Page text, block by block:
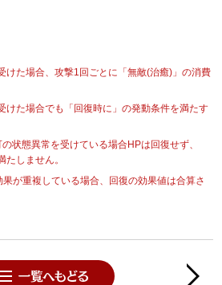
た場合、攻撃1回ごとに「無敵(治癒)」の消費
た場合でも「回復時に」の発動条件を満たす
状態異常を受けている場合HPは回復せず、
たしません。
が重複している場合、回復の効果値は合算さ